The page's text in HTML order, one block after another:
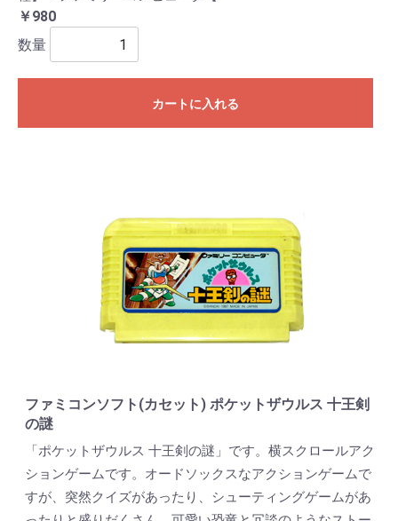
￥980
数量
カートに入れる
ファミコンソフト(カセット) ポケットザウルス 十王剣
の謎
「ポケットザウルス 十王剣の謎」です。横スクロールアク
ションゲームです。オードソックスなアクションゲームで
すが、突然クイズがあったり、シューティングゲームがあ